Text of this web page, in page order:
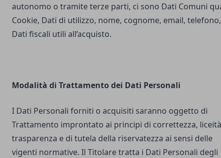
autonomo o tramite terze parti, ci sono Dati Comuni
Cookie, Dati di utilizzo, nome, cognome, email, telefono,
Dati fiscali utili all’acquisto.
Modalità di Trattamento dei Dati Personali
I Dati Personali forniti o acquisiti saranno oggetto di
Trattamento improntato ai principi di correttezza,
trasparenza e di tutela della riservatezza ai sensi delle
vigenti normative. Il Titolare tratta i Dati Personali degli